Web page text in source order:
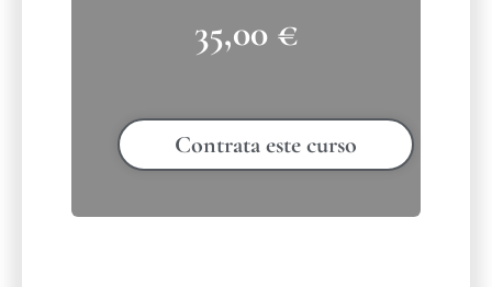
35,00 €
Contrata este curso